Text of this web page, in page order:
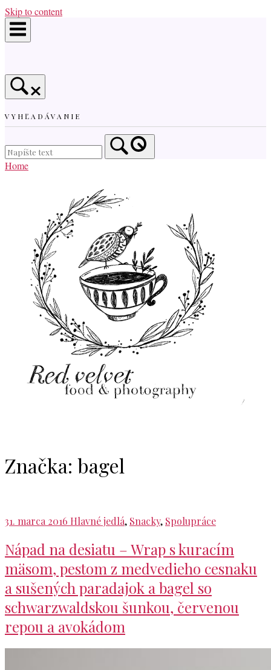
Skip to content
VYHĽADÁVANIE
Home
Značka: bagel
31. marca 2016 Hlavné jedlá, Snacky, Spolupráce
Nápad na desiatu – Wrap s kuracím
mäsom, pestom z medvedieho cesnaku
a sušených paradajok a bagel so
schwarzwaldskou šunkou, červenou
repou a avokádom